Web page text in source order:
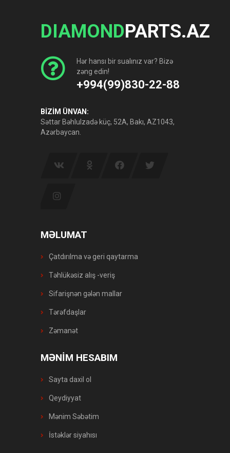
DIAMONDPARTS.AZ
Hər hansı bir sualınız var? Bizə
zəng edin!
+994(99)830-22-88
BİZİM ÜNVAN:
Səttar Bəhlulzadə küç, 52A, Bakı, AZ1043,
Azərbaycan.
MƏLUMAT
Çatdırılma və geri qaytarma
Təhlükəsiz alış -veriş
Sifarişnən gələn mallar
Tərəfdaşlar
Zəmanət
MƏNİM HESABIM
Sayta daxil ol
Qeydiyyat
Mənim Səbətim
İstəklər siyahısı